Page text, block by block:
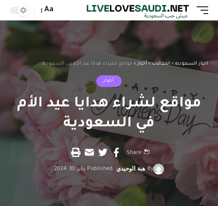
Aa
اخبار السعوديه> المقالات> أخبار > مواقع لشراء هدايا عيد الأم في السعودية
أخبار
مواقع لشراء هدايا عيد الأم
في السعودية
By هبة الوحيدي Published يناير 30, 2024
Share